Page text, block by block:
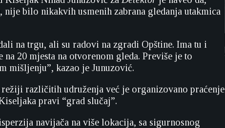
nije bilo nikakvih usmenih zabrana gledanja utakmica
na trgu, ali su radovi na zgradi Opštine. Ima tu i
20 mjesta na otvorenom gleda. Previše je to
mišljenju”, kazao je Junuzović.
različitih udruženja već je organizovano praćenje
pravi “grad slučaj”.
navijača na više lokacija, sa sigurnosnog